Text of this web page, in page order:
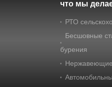
что мы
РТО
Бесшовные
бурения
Нержавеющие